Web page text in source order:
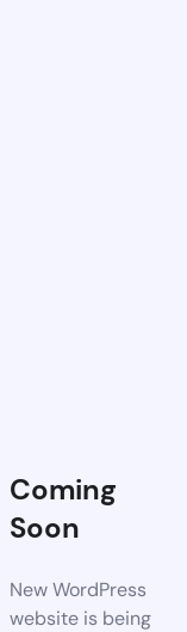
Coming
Soon
New WordPress
website is being